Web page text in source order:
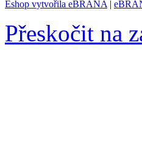
Eshop vytvořila eBRÁNA |
Přeskočit na